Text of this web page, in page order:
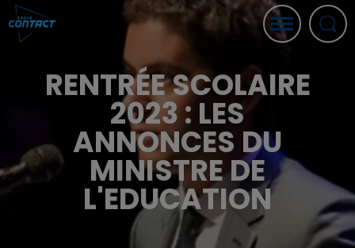
RENTRÉE SCOLAIRE
2023 : LES
ANNONCES DU
MINISTRE DE
L'EDUCATION